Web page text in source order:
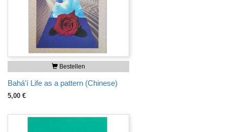
Bestellen
Bahá'í Life as a pattern (Chinese)
5,00 €